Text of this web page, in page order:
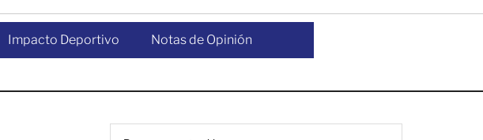
Impacto Deportivo Notas de Opinión